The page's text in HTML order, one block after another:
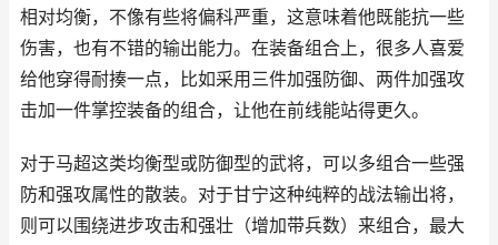
相对均衡，不像有些将偏科严重，这意味着他既能抗一些
伤害，也有不错的输出能力。在装备组合上，很多人喜爱
给他穿得耐揍一点，比如采用三件加强防御、两件加强攻
击加一件掌控装备的组合，让他在前线能站得更久。
对于马超这类均衡型或防御型的武将，可以多组合一些强
防和强攻属性的散装。对于甘宁这种纯粹的战法输出将，
则可以围绕进步攻击和强壮（增加带兵数）来组合，最大